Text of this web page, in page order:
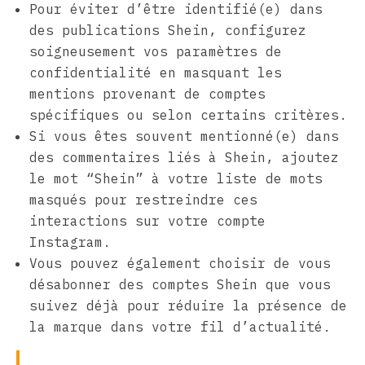
Pour éviter d’être identifié(e) dans
des publications Shein, configurez
soigneusement vos paramètres de
confidentialité en masquant les
mentions provenant de comptes
spécifiques ou selon certains critères.
Si vous êtes souvent mentionné(e) dans
des commentaires liés à Shein, ajoutez
le mot “Shein” à votre liste de mots
masqués pour restreindre ces
interactions sur votre compte
Instagram.
Vous pouvez également choisir de vous
désabonner des comptes Shein que vous
suivez déjà pour réduire la présence de
la marque dans votre fil d’actualité.